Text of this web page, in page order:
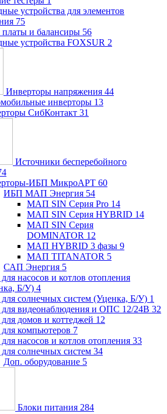
устройства для элементов
75
и балансиры 56
устройства FOXSUR 2
Инверторы напряжения 44
инверторы 13
СибКонтакт 31
Источники бесперебойного
ИБП МикроАРТ 60
ИБП МАП Энергия 54
МАП SIN Серия Pro 14
МАП SIN Серия HYBRID 14
МАП SIN Серия
DOMINATOR 12
МАП HYBRID 3 фазы 9
МАП TITANATOR 5
САП Энергия 5
насосов и котлов отопления
Б/У) 4
солнечных систем (Уценка, Б/У) 1
видеонаблюдения и ОПС 12/24В 32
домов и коттеджей 12
компьютеров 7
насосов и котлов отопления 33
солнечных систем 34
Доп. оборудование 5
Блоки питания 284